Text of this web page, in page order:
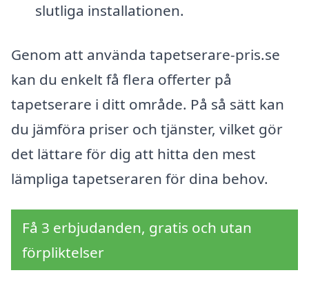
slutliga installationen.
Genom att använda tapetserare-pris.se
kan du enkelt få flera offerter på
tapetserare i ditt område. På så sätt kan
du jämföra priser och tjänster, vilket gör
det lättare för dig att hitta den mest
lämpliga tapetseraren för dina behov.
Få 3 erbjudanden, gratis och utan
förpliktelser